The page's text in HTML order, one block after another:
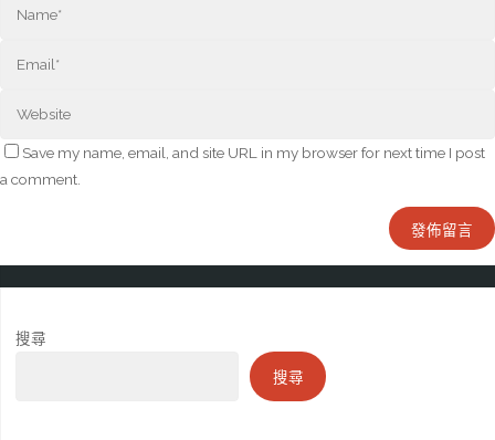
Save my name, email, and site URL in my browser for next time I post
a comment.
搜尋
搜尋